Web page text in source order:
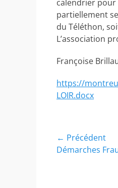
calendrier pour
partiellement
du Téléthon,
L’association
Françoise
https://
LOIR.docx
Navigation
de
← Précédent
Article
Démarches